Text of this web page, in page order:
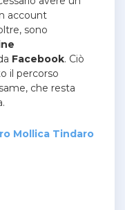
account
sono
Facebook. Ciò
il percorso
che resta
Mollica Tindaro